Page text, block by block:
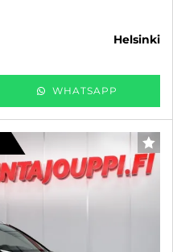
helsinki
WHATSAPP